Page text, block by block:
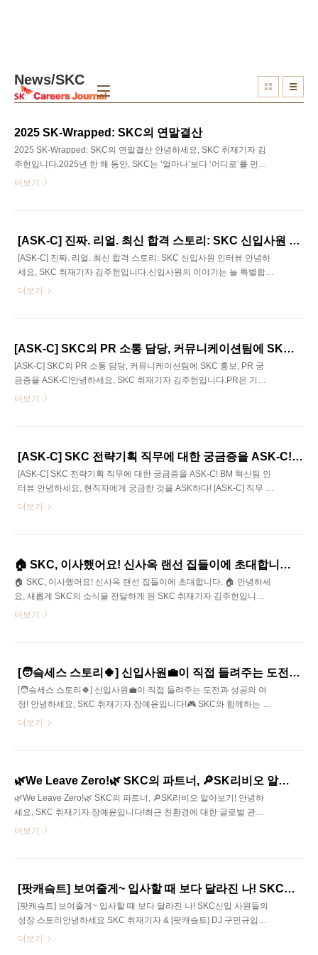
News/SKC
2025 SK-Wrapped: SKC의 연말결산
2025 SK-Wrapped: SKC의 연말결산 안녕하세요, SKC 취재기자 김
주헌입니다.2025년 한 해 동안, SKC는 ‘얼마나’보다 ‘어디로’를 먼저
고민했습니다.‘확장 대신 정리’, ‘속도 대신 방향’이라는 키워드는 고
Careers Editor 22기 김주원📌 올 한해 얼마나 많이 성장했을까요?▶
매출 회복과 실적 개선|2025년, SKC는 매 분기마다 매출 회복과 손실
축소라는 명확한 개선 흐름을 만들어냈어요. 특히, 회복의 방향성과
속도가 보다 뚜렷해진 한 해라고 할 수 있었네요.▶..
더보기
[ASK-C] 진짜. 리얼. 최신 합격 스토리: SKC 신입사원 인터뷰
[ASK-C] 진짜. 리얼. 최신 합격 스토리: SKC 신입사원 인터뷰 안녕하
세요, SKC 취재기자 김주헌입니다.신입사원의 이야기는 늘 특별합니
다. 각자만의 과정을 거쳐 어떻게 SKC에 오게 되었는지, 사회에서의
로운 구성원들이 함께 SKC를 만들어 가고 있습니다. 2025년 상반기
입사한 신입 구성원들의 취업 준비 과정을 들어보며 회계팀 김문섭
매니저님과 총무팀 고창웅 매니저님이 전해주시는 팁과 경험을 살펴
볼까요?현직자에게 궁금한 것을 ASK하다! [ASK-C] 인터뷰 시리즈의
세번째 인터뷰, [신..
더보기
[ASK-C] SKC의 PR 소통 담당, 커뮤니케이션팀에 SKC 홍보, PR 궁금증을 ASK-C!
[ASK-C] SKC의 PR 소통 담당, 커뮤니케이션팀에 SKC 홍보, PR 궁
금증을 ASK-C!안녕하세요, SKC 취재기자 김주헌입니다.PR은 기업
이 ‘어떤 목소리로 세상과 대화할 것인가’를 설계하는 일이라고 하죠.
성원의 이해와 공감대를 이끄는 안내자 역할을 합니다. 언론과 사회,
기업과 구성원의 관계를 연결하는 SKC 커뮤니케이션팀 정희형 매니
저님과 함께 기업의 ‘목소리’가 어떻게 세상에 닿는지 알아볼까요?현
직자에게 궁금한 것을 ASK하다! [ASK-C] 직무 인터뷰 시리즈의 두번
째 인터뷰, [PR 직무]..
더보기
[ASK-C] SKC 전략기획 직무에 대한 궁금증을 ASK-C! BM 혁신팀 인터뷰
[ASK-C] SKC 전략기획 직무에 대한 궁금증을 ASK-C! BM 혁신팀 인
터뷰 안녕하세요, 현직자에게 궁금한 것을 ASK하다! [ASK-C] 직무 인
터뷰 시리즈의 첫 인터뷰, [전략기획]편으로 찾아뵙게 된 SKC 취재기
다.SK Careers Editor 22기 김주헌Q1. 안녕하세요, 간단한 자기소개
와 BM 혁신팀에 대해 소개 부탁드립니다.안녕하세요, SKC BM혁신
팀에서 근무하고 있는 최용석 매니저입니다. BM혁신팀은 쉽게 말해
SKC와 투자사의 ‘큰 그림’을 그리는 전략 담당 부서라고 할 수 있어
요. 전..
더보기
🏠 SKC, 이사했어요! 신사옥 랜선 집들이에 초대합니다. 🏠
🏠 SKC, 이사했어요! 신사옥 랜선 집들이에 초대합니다. 🏠 안녕하세
요, 새롭게 SKC의 소식을 전달하게 된 SKC 취재기자 김주헌입니다.
👋 👋최근 SKC가 사옥 이전🏠을 했다는 소식, 알고 계셨나요? SKC
2025년 봄, 충무로역 인근에 위치한 SK-C타워에 새 보금자리를 틀었
습니다. 지하철 노선 3개🚊가 인근에 있는 교통의 요충지이자, 구성원
의 의견을 적극 반영한 새로운 시설들로 가득한 사옥은 SKC family에
게 만족감과 자긍심을 주고 있다고 하는데요.이번 사옥 이전은 사업
분야와 모델..
더보기
[🧑‍슼세스 스토리🍀] 신입사원💼이 직접 들려주는 도전과 성공의 여정!
[🧑‍슼세스 스토리🍀] 신입사원💼이 직접 들려주는 도전과 성공의 여
정! 안녕하세요, SKC 취재기자 장예윤입니다!🎮 SKC와 함께하는 신
입사원의 성장과 도전의 여정! 신입사원이 직접 들려주는 슼세스 스
지금, 그 생각을 완전히 바꿔놓는 중이거든요.😎이번 콘텐츠에서는🌟
SKC Family의 신입사원이 어떤 경험을 통해 성장하고 있는지!🌟 또,
SKC는 어떤 방식으로 그들의 성장을 응원하고 있는지신입사원분을
직접 만나서 이야기 들어보는 시간을 마련했습니다.🎤 인터뷰 주인공
은 ..
더보기
🌿We Leave Zero!🌿 SKC의 파트너, 🔎SK리비오 알아보기!
🌿We Leave Zero!🌿 SKC의 파트너, 🔎SK리비오 알아보기! 안녕하
세요, SKC 취재기자 장예윤입니다!최근 친환경에 대한 글로벌 관심
과 함께, SK리비오가 펼치는 혁신적인 친환경 이야기가 더욱 주목받
와 비전에 대해 더 자세히 알아보려고 합니다. 😃😃특히, SK리비오의
PBAT 제품과 생분해 TUV Soil 인증, 베트남 하이퐁 공장의 건설 등
최근의 변화된 사항들에 대해 주목해야 할 소식이 많습니다! 이러한
변화들이 어떻게 SK리비오의 글로벌 친환경 사업에 긍정적인 영향을
미치고 있는지,..
더보기
[팟캐슼트] 보여줄게~ 입사할 때 보다 달라진 나! SKC신입 사원들의 성장 스토리
[팟캐슼트] 보여줄게~ 입사할 때 보다 달라진 나! SKC신입 사원들의
성장 스토리안녕하세요 SKC 취재기자 & [팟캐슼트] DJ 구민규입니
다.취업준비생의 가장 큰 궁금증은 무엇일까요? 아마도 '회사에 합격
더보기